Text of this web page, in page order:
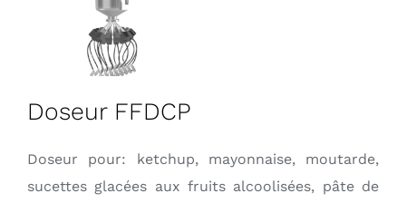
Doseur FFDCP
Doseur pour: ketchup, mayonnaise, moutarde,
sucettes glacées aux fruits alcoolisées, pâte de